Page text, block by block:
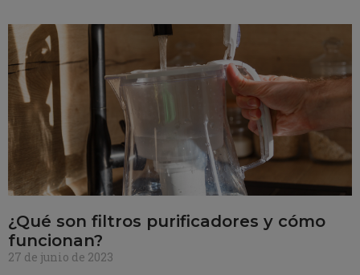
¿Qué son filtros purificadores y cómo
funcionan?
27 de junio de 2023